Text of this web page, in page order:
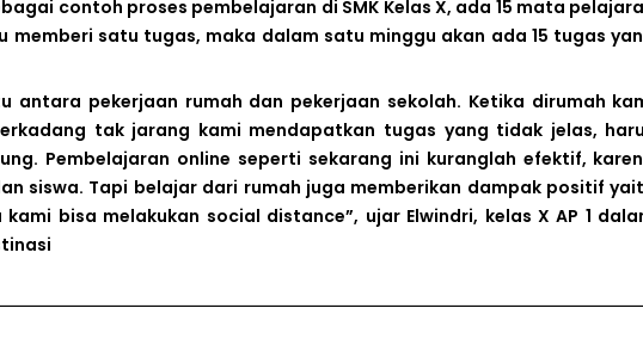
contoh proses pembelajaran di SMK Kelas X, ada 15 mata
satu tugas, maka dalam satu minggu akan ada 15 tugas
antara pekerjaan rumah dan pekerjaan sekolah. Ketika dirumah
tak jarang kami mendapatkan tugas yang tidak jelas,
Pembelajaran online seperti sekarang ini kuranglah efektif,
siswa. Tapi belajar dari rumah juga memberikan dampak positif
bisa melakukan social distance”, ujar Elwindri, kelas X AP 1